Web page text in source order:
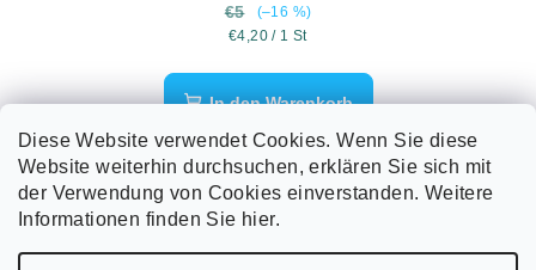
Diese Website verwendet Cookies. Wenn Sie diese
Website weiterhin durchsuchen, erklären Sie sich mit
der Verwendung von Cookies einverstanden. Weitere
Informationen finden Sie hier.
€5
(–16 %)
Verkaufspreis:
€4,20 / 1 St
In den Warenkorb
Der universelle Verteiler ist ein Einwegventil, das den
Milchfluss nur in Richtung Sammelbehälter ermöglicht.